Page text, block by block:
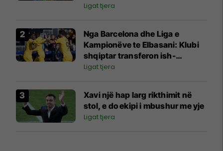
Ligat tjera
Nga Barcelona dhe Liga e
Kampionëve te Elbasani: Klubi
shqiptar transferon ish-
bashkëlojtarin e Messit
Ligat tjera
Xavi një hap larg rikthimit në
stol, e do ekipi i mbushur me yje
Ligat tjera